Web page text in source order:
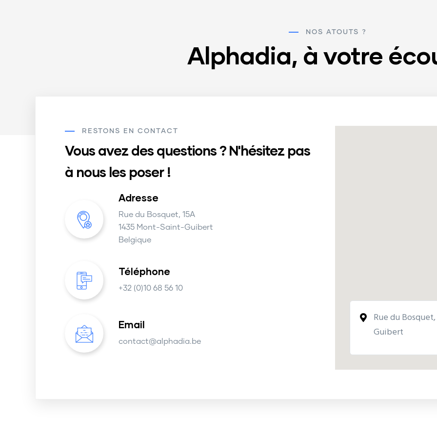
NOS ATOUTS ?
Alphadia, à votre
RESTONS EN CONTACT
Vous avez des questions ? N'hésitez pas
à nous les poser !
Adresse
Rue du Bosquet, 15A
1435 Mont-Saint-Guibert
Belgique
Téléphone
+32 (0)10 68 56 10
Email
contact@alphadia.be
Rue du
Guibert